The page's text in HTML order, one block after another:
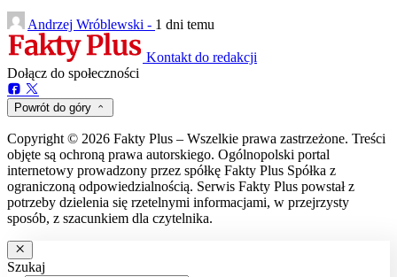
Andrzej Wróblewski - 1 dni temu
Kontakt do redakcji
Dołącz do społeczności
Powrót do góry
Copyright © 2026 Fakty Plus – Wszelkie prawa zastrzeżone. Treści
objęte są ochroną prawa autorskiego. Ogólnopolski portal
internetowy prowadzony przez spółkę Fakty Plus Spółka z
ograniczoną odpowiedzialnością. Serwis Fakty Plus powstał z
potrzeby dzielenia się rzetelnymi informacjami, w przejrzysty
sposób, z szacunkiem dla czytelnika.
Szukaj